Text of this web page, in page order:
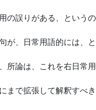
の誤りがある、というの
が、日常用語的には、と
所論は、これを右日常用
まで拡張して解釈すべき